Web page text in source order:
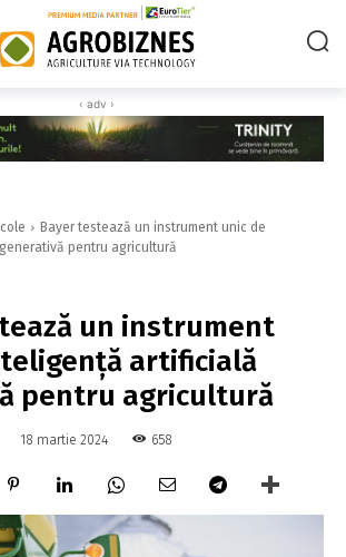
‹ adv ›
Bayer testează un instrument unic de
pentru agricultură
un instrument
artificială
pentru agricultură
18 martie 2024 658